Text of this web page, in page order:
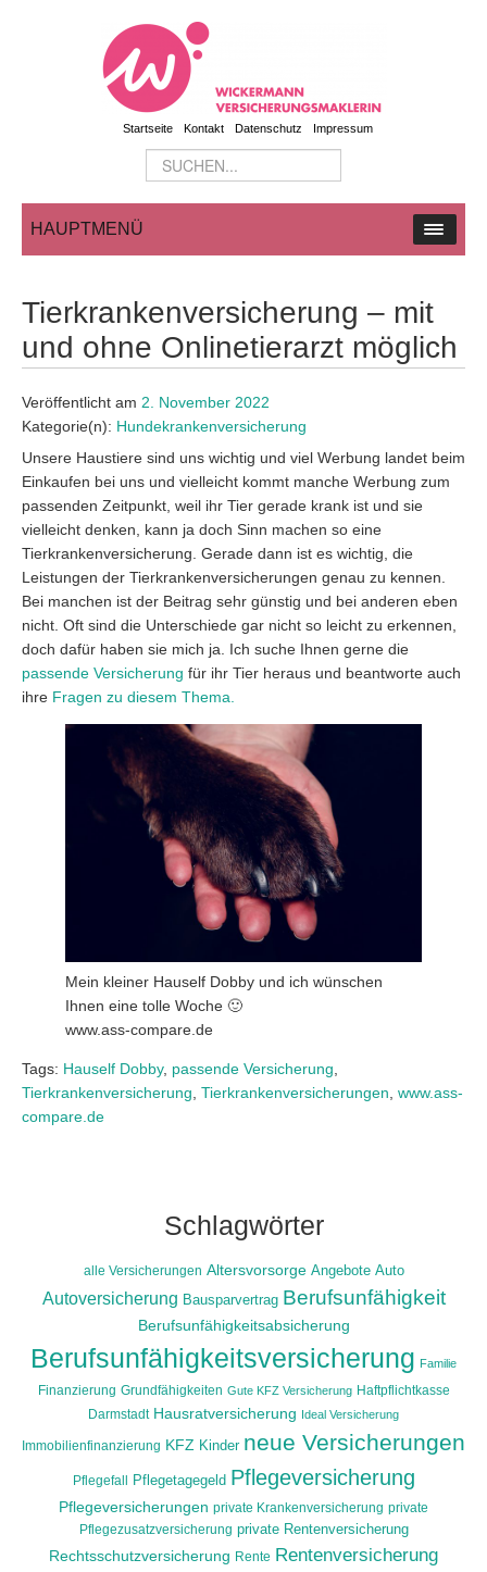
Startseite Kontakt Datenschutz Impressum
HAUPTMENÜ
Tierkrankenversicherung – mit
und ohne Onlinetierarzt möglich
Veröffentlicht am 2. November 2022
Kategorie(n): Hundekrankenversicherung
Unsere Haustiere sind uns wichtig und viel Werbung landet beim
Einkaufen bei uns und vielleicht kommt manche Werbung zum
passenden Zeitpunkt, weil ihr Tier gerade krank ist und sie
vielleicht denken, kann ja doch Sinn machen so eine
Tierkrankenversicherung. Gerade dann ist es wichtig, die
Leistungen der Tierkrankenversicherungen genau zu kennen.
Bei manchen ist der Beitrag sehr günstig und bei anderen eben
nicht. Oft sind die Unterschiede gar nicht so leicht zu erkennen,
doch dafür haben sie mich ja. Ich suche Ihnen gerne die
passende Versicherung für ihr Tier heraus und beantworte auch
ihre Fragen zu diesem Thema.
Mein kleiner Hauself Dobby und ich wünschen
Ihnen eine tolle Woche 🙂
www.ass-compare.de
Tags: Hauself Dobby, passende Versicherung
Tierkrankenversicherung Tierkrankenversicherungen www.ass-
compare.de
Schlagwörter
alle Versicherungen Altersvorsorge Angebote Auto
Autoversicherung Bausparvertrag Berufsunfähigkeit
Berufsunfähigkeitsabsicherung
Berufsunfähigkeitsversicherung Familie
Finanzierung Grundfähigkeiten Gute KFZ Versicherung Haftpflichtkasse
Darmstadt Hausratversicherung Ideal Versicherung
Immobilienfinanzierung KFZ Kinder neue Versicherungen
Pflegefall Pflegetagegeld Pflegeversicherung
Pflegeversicherungen private Krankenversicherung private
Pflegezusatzversicherung private Rentenversicherung
Rechtsschutzversicherung Rente Rentenversicherung